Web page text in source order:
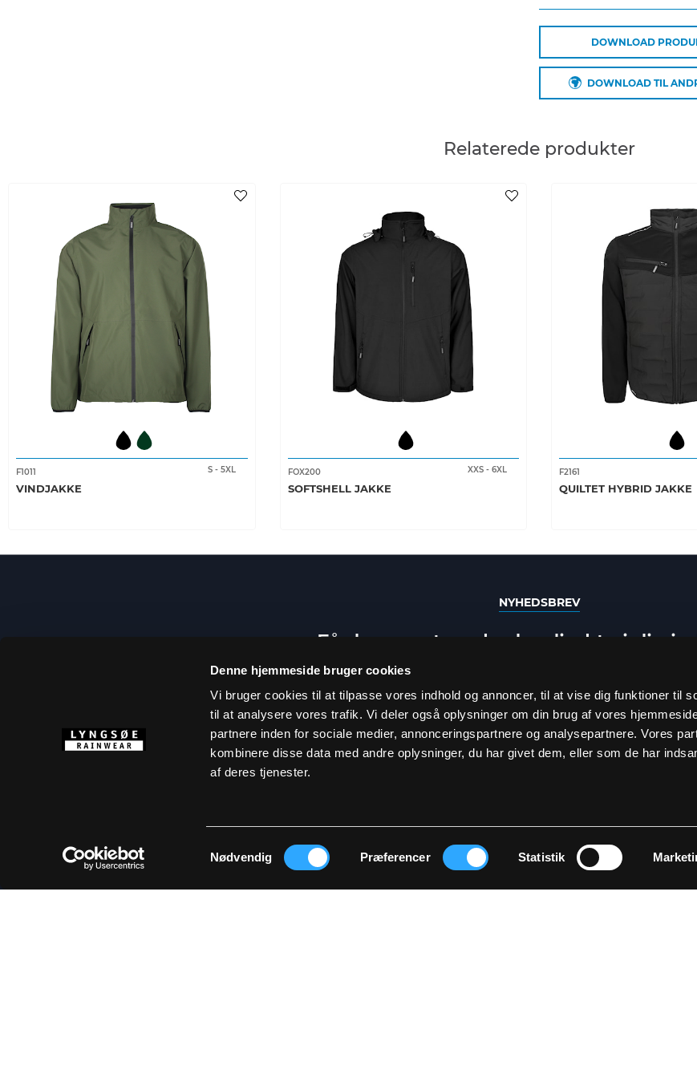
Denne hjemmeside bruger cookies
Vi bruger cookies til at tilpasse vores indhold og annoncer, til at vise dig funktioner til
til at analysere vores trafik. Vi deler også oplysninger om din brug af vores
partnere inden for sociale medier, annonceringspartnere og analysepartnere. Vores
kombinere disse data med andre oplysninger, du har givet dem, eller som de har
af deres tjenester.
Samtykkevalg
Nødvendig Præferencer Statistik
Plejeinstruktioner:
Anvend ikke
Anvend ikke
Vaskes sammen med
DOWNLOAD
DOWNLOAD TIL
Relaterede produkter
F1011
VINDJAKKE
S - 5XL FOX200
SOFTSHELL JAKKE
XXS - 6XL F2161
QUILTET HYBRID JAKKE
NYHEDSBREV
Få de seneste nyheder direkte i din
Ved at tilmelde dig, accepterer du at modtage vores nyhedsbrev og accepterer